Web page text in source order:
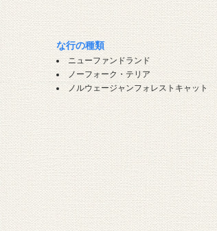
な行の種類
ニューファンドランド
ノーフォーク・テリア
ノルウェージャンフォレストキャット